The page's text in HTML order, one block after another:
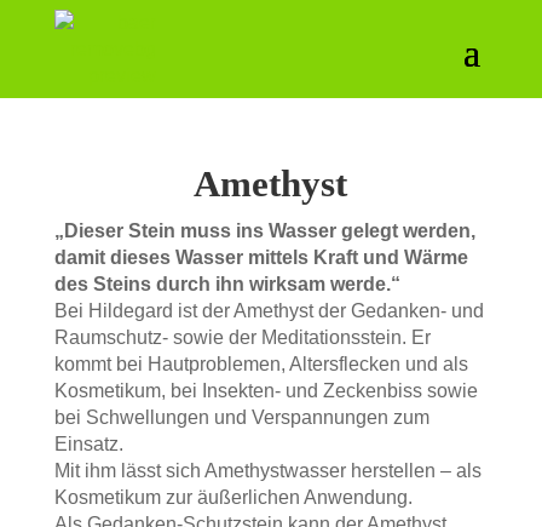
Amethyst
„Dieser Stein muss ins Wasser gelegt werden,
damit dieses Wasser mittels Kraft und Wärme
des Steins durch ihn wirksam werde.“
Bei Hildegard ist der Amethyst der Gedanken- und
Raumschutz- sowie der Meditationsstein. Er
kommt bei Hautproblemen, Altersflecken und als
Kosmetikum, bei Insekten- und Zeckenbiss sowie
bei Schwellungen und Verspannungen zum
Einsatz.
Mit ihm lässt sich Amethystwasser herstellen – als
Kosmetikum zur äußerlichen Anwendung.